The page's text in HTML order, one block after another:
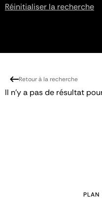
Réinitialiser la recherche
Retour à la recherche
Il n'y a pas de résultat
PLAN